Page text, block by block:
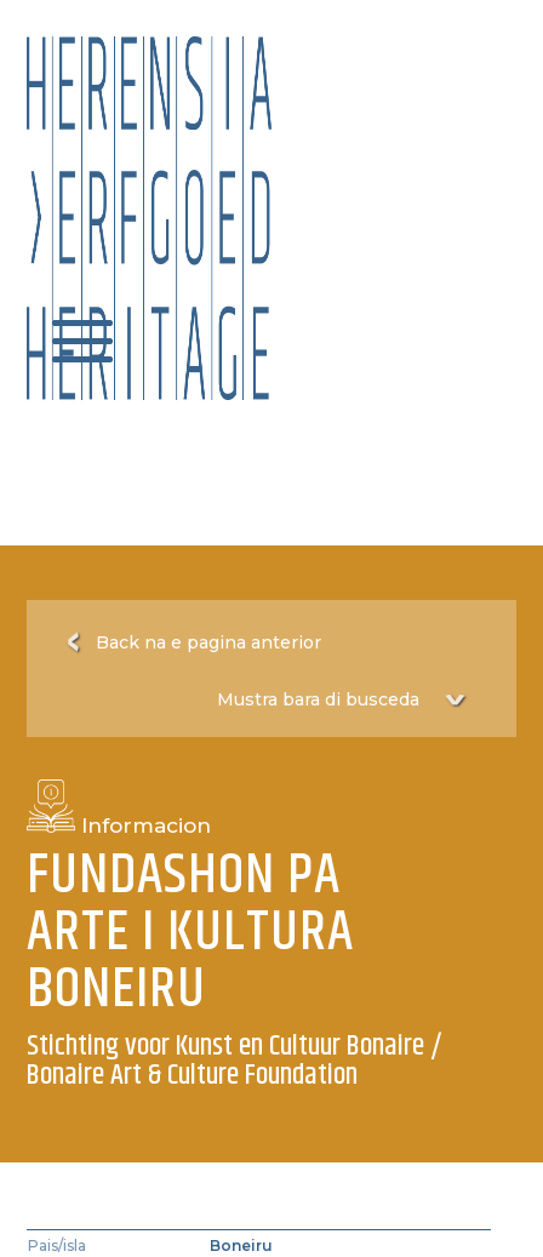
Back na e pagina anterior
Informacion
FUNDASHON PA
ARTE I KULTURA
BONEIRU
Stichting voor Kunst en Cultuur Bonaire /
Bonaire Art & Culture Foundation
Pais/isla Boneiru